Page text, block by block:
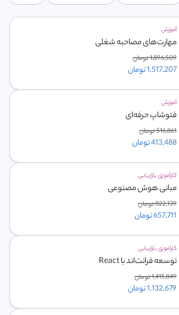
آموزش
مهارت‌های مصاحبه شغلی
1,896,509 تومان
1,517,207 تومان
آموزش
فتوشاپ حرفه‌ای
516,861 تومان
413,488 تومان
کارآموزی بازاریابی
مبانی هوش مصنوعی
822,139 تومان
657,711 تومان
کارآموزی بازاریابی
توسعه فرانت‌اند با React
1,415,849 تومان
1,132,679 تومان